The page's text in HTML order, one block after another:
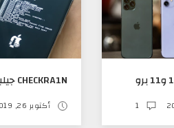
يوليو 26, 2016